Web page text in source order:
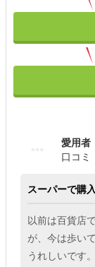
愛用者
口コミ
スーパーで購
以前は百貨店
が、今は歩い
うれしいです